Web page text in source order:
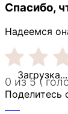
Спасибо,
Надеемся
Загрузка...
0 из 5 (
Поделитесь